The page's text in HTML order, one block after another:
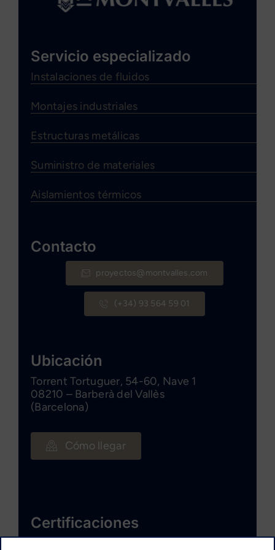
Servicio especializado
Instalaciones de fluidos
Montajes industriales
Estructuras metálicas
Suministro de materiales
Aislamientos térmicos
Contacto
proyectos@montvalles.com
(+34) 93 564 59 01
Ubicación
Torrent Tortuguer, 54-60, Nave 1
08210 – Barberà del Vallès
(Barcelona)
Cómo llegar
Certificaciones